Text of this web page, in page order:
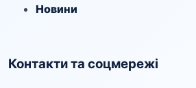
Новини
Контакти та соцмережі